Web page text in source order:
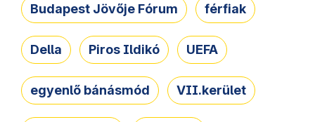
Budapest Jövője Fórum férfiak
Della Piros Ildikó UEFA
egyenlő bánásmód VII.kerület